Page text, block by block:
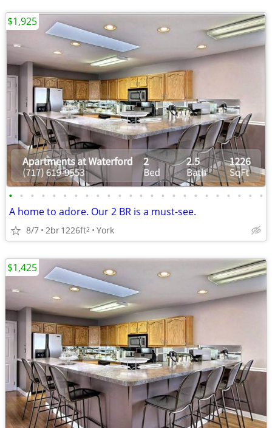
• • • • • • • • • • • • • • • • • • • • • • • •
A home to adore. Our 2 BR is a must-see.
8/7 2br1226ft2 York
$1,925
$1,425